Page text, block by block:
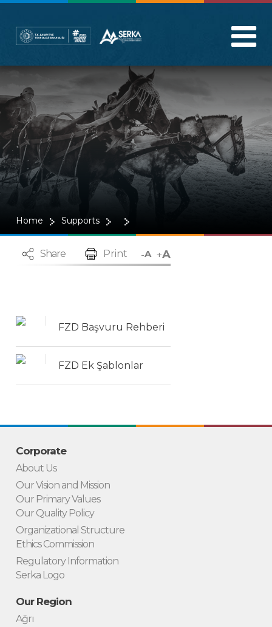
Home Supports
Share Print -A +A
FZD Başvuru Rehberi
FZD Ek Şablonlar
Corporate
About Us
Our Vision and Mission
Our Primary Values
Our Quality Policy
Organizational Structure
Ethics Commission
Regulatory Information
Serka Logo
Our Region
Ağrı